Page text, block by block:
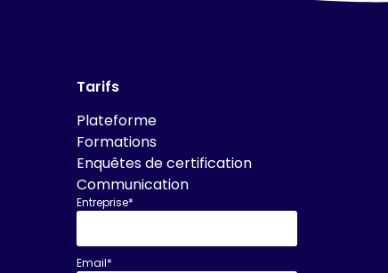
Tarifs
Plateforme
Formations
Enquêtes de certification
Communication
Entreprise*
Email*